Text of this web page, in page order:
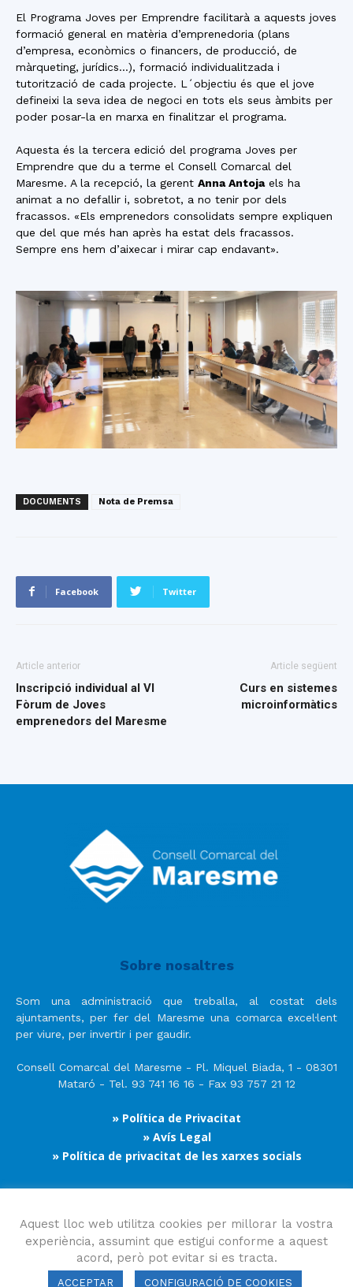
El Programa Joves per Emprendre facilitarà a aquests joves
formació general en matèria d’emprenedoria (plans
d’empresa, econòmics o financers, de producció, de
màrqueting, jurídics…), formació individualitzada i
tutorització de cada projecte. L´objectiu és que el jove
defineixi la seva idea de negoci en tots els seus àmbits per
poder posar-la en marxa en finalitzar el programa.
Aquesta és la tercera edició del programa Joves per
Emprendre que du a terme el Consell Comarcal del
Maresme. A la recepció, la gerent Anna Antojaels ha
animat a no defallir i, sobretot, a no tenir por dels
fracassos. «Els emprenedors consolidats sempre expliquen
que del que més han après ha estat dels fracassos.
Sempre ens hem d’aixecar i mirar cap endavant».
DOCUMENTS Nota de Premsa
Facebook Twitter
Article anterior
Inscripció individual al VI
Fòrum de Joves
emprenedors del Maresme
Article següent
Curs en sistemes
microinformàtics
Sobre nosaltres
Som una administració que treballa, al costat dels
ajuntaments, per fer del Maresme una comarca excel·lent
per viure, per invertir i per gaudir.
Consell Comarcal del Maresme - Pl. Miquel Biada, 1 - 08301
Mataró - Tel. 93 741 16 16 - Fax 93 757 21 12
» Política de Privacitat
» Avís Legal
» Política de privacitat de les xarxes socials
Segueix-nos
Aquest lloc web utilitza cookies per millorar la vostra
experiència, assumint que estigui conforme a aquest
acord, però pot evitar si es tracta.
ACCEPTAR CONFIGURACIÓ DE COOKIES